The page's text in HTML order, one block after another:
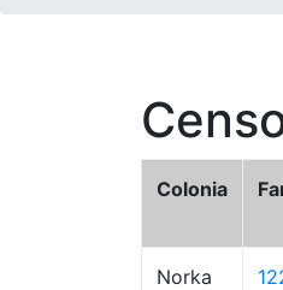
Colonia
Norka